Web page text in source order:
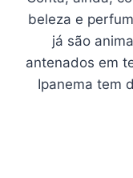
beleza e
já são
antenados em
Ipanema tem